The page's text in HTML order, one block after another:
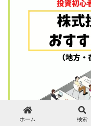
ホーム 検索